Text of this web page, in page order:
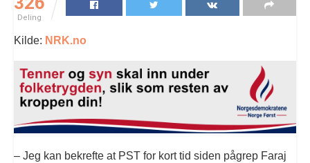
Deling
Kilde: NRK.no
– Jeg kan bekrefte at PST for kort tid siden pågrep Faraj